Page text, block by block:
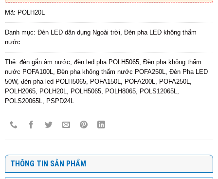
Mã: POLH20L
Danh mục: Đèn LED dân dụng Ngoài trời Đèn pha LED không thấm
nước
Thẻ: đèn gắn âm nước đèn led pha POLH5065 Đèn pha không thấm
nước POFA100L
Đèn pha không thấm nước POFA250L
Đèn Pha LED
50W, đèn pha led POLH5065 POFA150L POFA200L POFA250L
POLH2065
POLH20L POLH5065 POLH8065 POLS12065L
POLS20065L
PSPD24L
THÔNG TIN SẢN PHẨM